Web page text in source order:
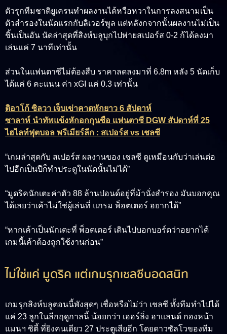
ตัวรุกทีมชาติยูเครนทำผลงานได้หวือหวาในการลงสนามเป็น
ตัวสำรองในนัดแรกกับลิเวอร์พูล แต่หลังกจากนั้นผลงานไม่เป็น
ชิ้นเป็นอัน นัดล่าสุดที่สิงห์บลูบุกไปพ่ายสเปอร์ส 0-2 ก้ได้ลงมา
เล่นแค่ 7 นาทีเท่านั้น
ส่วนในแฟนตาซีไม่ต้องสืบ ราคาลดลงมาที่ 6.8m หลัง 5 นัดเก็บ
ได้แค่ 6 คะแนน ค่า xGI แค่ 0.3 เท่านั้น
ติอาโก้ ซิลวา เจ็บเข่าคาดพักยาว 6 สัปดาห์
ซาลาห์ นำทัพแข้งหักอกกุนซือ แฟนตาซี DGW สัปดาห์ที่ 25
ไฮไลท์ฟุตบอล พรีเมียร์ลีก : สเปอร์ส vs เชลซี
“เกมล่าสุดกับ สเปอร์ส ผลงานของ เชลซี ดูเหมือนกับว่าเล่นต่อ
ไปอีกเป็นปีก็ทำประตูในนัดนั้นไม่ได้”
“มูดริคนักเตะค่าตัว 88 ล้านปอนด์อยู่ที่ม้านั่งสำรอง มันบอกคุณ
ได้เลยว่าเค้าไม่ใช่ผู้เล่นที่ แกรม พ็อตเตอร์ อยากได้”
“หากเค้าเป็นนักเตะที่ พ็อตเตอร์ เดินไปบอกบอร์ดว่าอยากได้
เกมนี้เค้าต้องถูกใช้งานก่อน”
ไม่ใช่แค่ มูดริค แต่เกมรุกเชลซีบอดสนิท
เกมรุกสิงห์บลูตอนนี้พังสุดๆ เชื่อหรือไม่ว่า เชลซี ทั้งทีมทำไปได้
แค่ 23 ลูกในลีกฤดูกาลนี้ น้อยกว่า เออร์ลิ่ง ฮาแลนด์ กองหน้า
แมนฯ ซิตี้ ที่ยิงคนเดียว 27 ประตูเสียอีก โดยดาวซัลโวของทีม